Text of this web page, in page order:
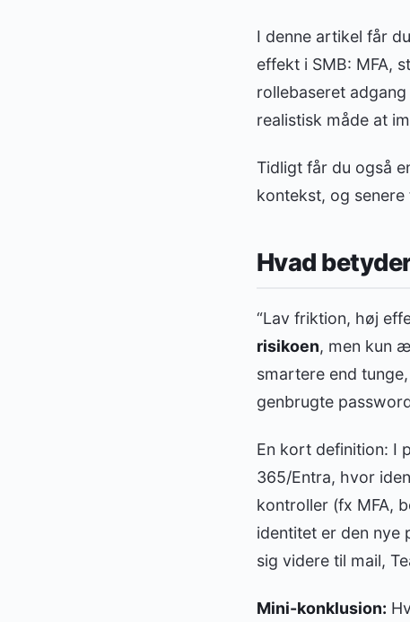
I denne artikel får
effekt i SMB: MFA,
rollebaseret
realistisk måde at
Tidligt får du også
kontekst, og
Hvad
“Lav friktion, høj
risikoen, men kun
smartere end
genbrugte
En kort definition: I
365/Entra, hvor
kontroller (fx MFA,
identitet er den nye
sig videre til mail,
Mini-konklusion: